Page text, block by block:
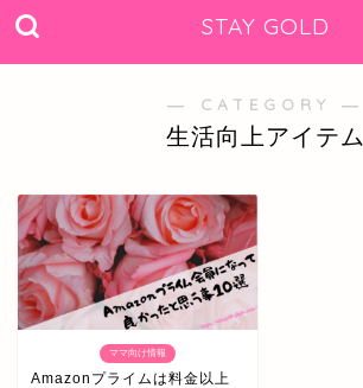
STAY GOLD
― CATEGORY ―
生活向上アイテム
ママ向け情報
Amazonプライムは料金以上